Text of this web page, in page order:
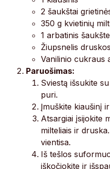
2 šaukštai
350 g kvietinių
1 arbatinis
Žiupsnelis druskos
Vanilinio cukraus
Paruošimas:
Sviestą išsukite
puri.
Įmuškite kiaušinį
Atsargiai įsijokite
milteliais ir
vientisa.
Iš tešlos
iškočiokite ir